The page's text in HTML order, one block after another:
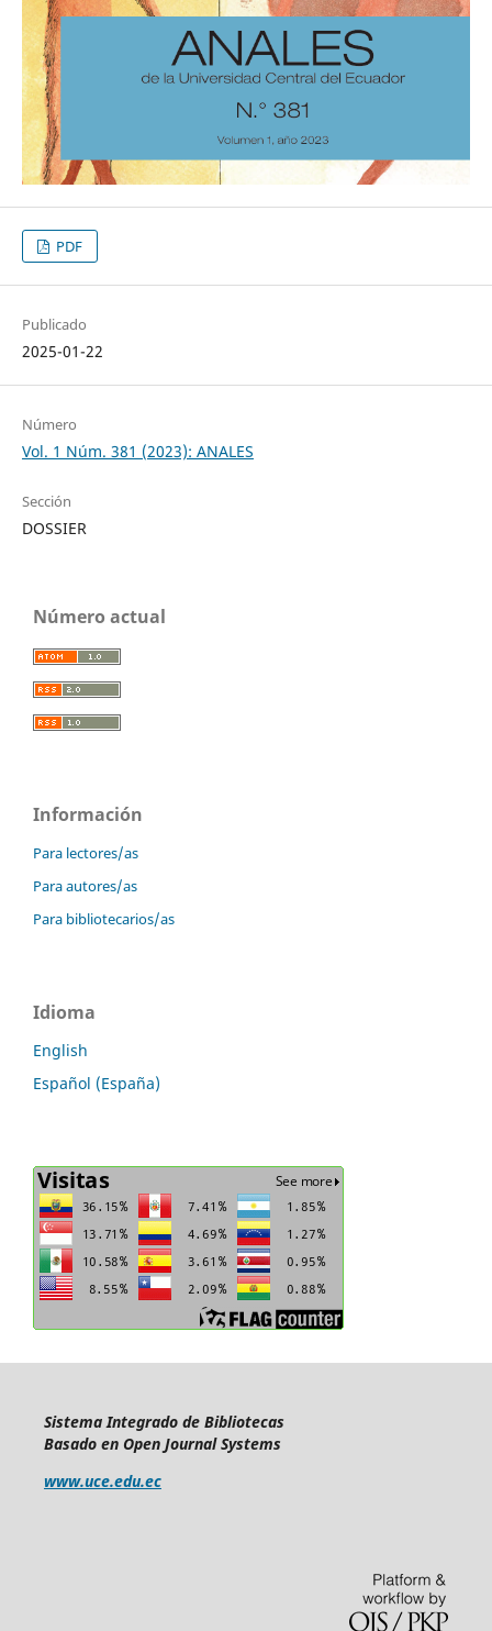
PDF
Publicado
2025-01-22
Número
Vol. 1 Núm. 381 (2023): ANALES
Sección
DOSSIER
Número actual
Información
Para lectores/as
Para autores/as
Para bibliotecarios/as
Idioma
English
Español (España)
Sistema Integrado de Bibliotecas
Basado en Open Journal Systems
www.uce.edu.ec